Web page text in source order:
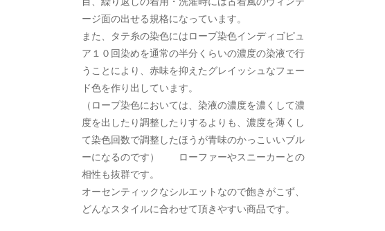
ージ面の出せる規格になっています。
また、タテ糸の染色にはロープ染色インディゴピュ
ア１０回染めを通常の半分くらいの濃度の染液で行
うことにより、赤味を抑えたグレイッシュなフェー
ド色を作り出しています。
（ロープ染色においては、染液の濃度を濃くして濃
度を出したり調整したりするよりも、濃度を薄くし
て染色回数で調整したほうが青味のかっこいいブル
ーになるのです） ローファーやスニーカーとの
相性も抜群です。
オーセンティックなシルエットなので飽きがこず、
どんなスタイルに合わせて頂きやすい商品です。